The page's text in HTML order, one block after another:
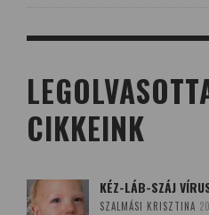
CIKKEINK
KÉZ-LÁB-SZÁJ
SZALMÁSI KRISZTINA